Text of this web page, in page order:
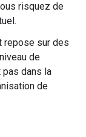
risquez de
repose sur des
de
dans la
de